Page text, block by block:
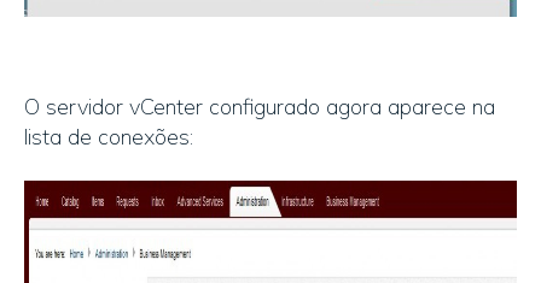
O servidor vCenter configurado agora aparece na
lista de conexões: